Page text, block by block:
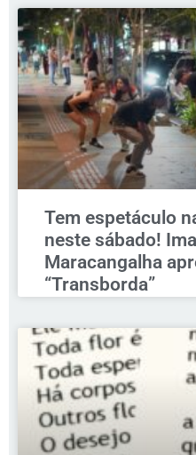
Tem espetáculo
neste sábado!
Maracangalha
“Transborda”